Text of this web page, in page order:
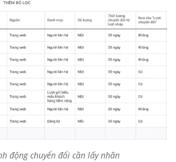
động chuyển đổi cần lấy nhãn